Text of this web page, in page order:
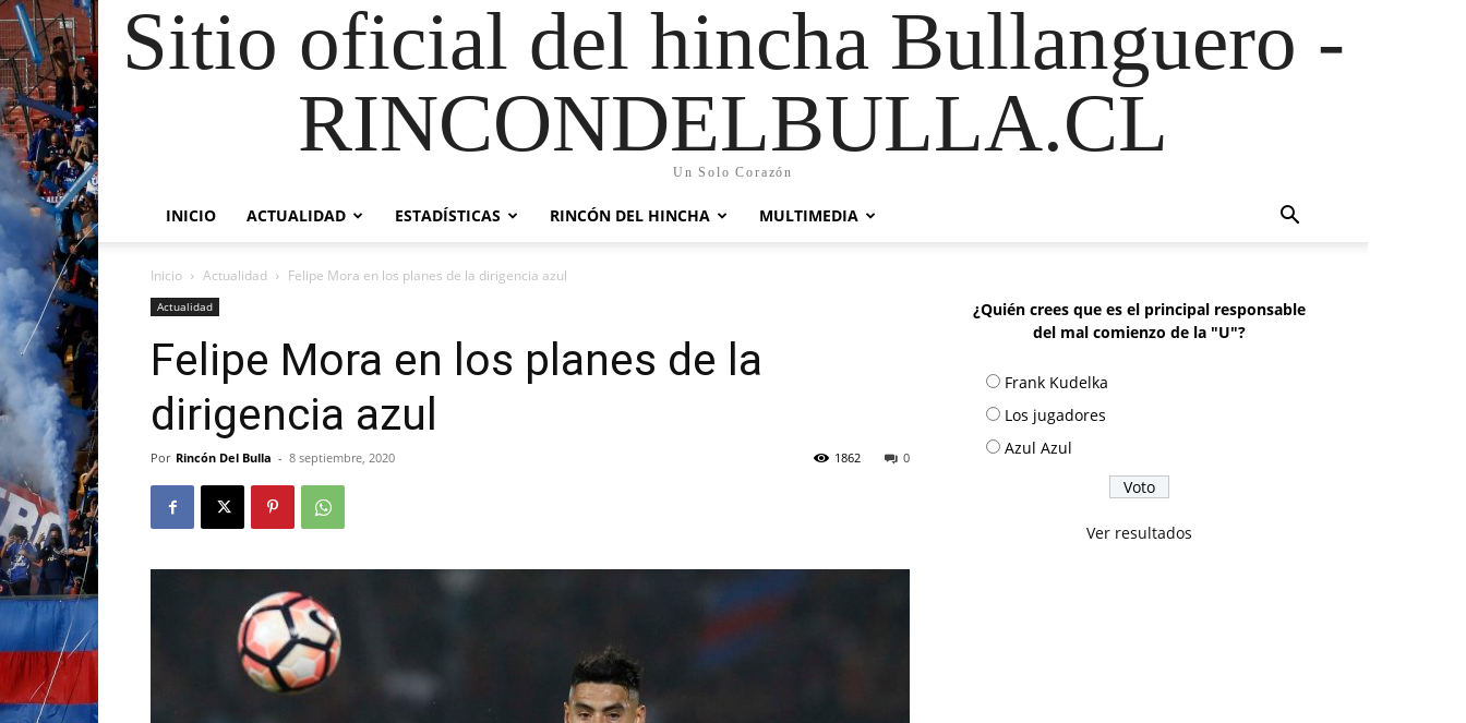
Sitio oficial del hincha Bullanguero -
RINCONDELBULLA.CL
Un Solo Corazón
INICIO ACTUALIDAD ESTADÍSTICAS RINCÓN DEL HINCHA MULTIMEDIA
Inicio Actualidad Felipe Mora en los planes de la dirigencia azul
Actualidad
Felipe Mora en los planes de la
dirigencia azul
Por Rincón Del Bulla - 8 septiembre, 2020 0
1862
¿Quién crees que es el principal responsable
del mal comienzo de la "U"?
Frank Kudelka
Los jugadores
Azul Azul
Ver resultados